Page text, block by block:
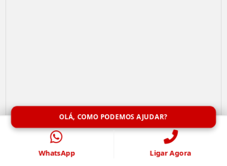
Limpeza de Caixa de Água
OLÁ, COMO PODEMOS AJUDAR?
WhatsApp Ligar Agora